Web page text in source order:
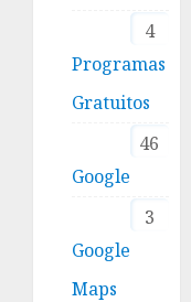
4
Programas
Gratuitos
46
Google
3
Google
Maps